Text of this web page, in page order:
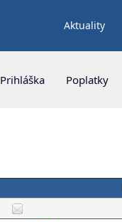
Aktuality
Prihláška Poplatky